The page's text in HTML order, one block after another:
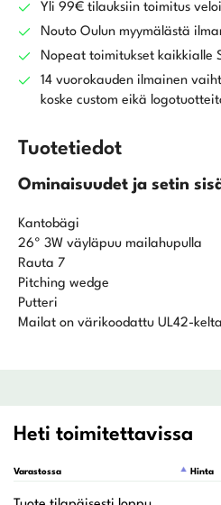
Yli 99€ tilauksiin toimitus
Nouto Oulun myymälästä
Nopeat toimitukset kaikkialle
14 vuorokauden ilmainen
koske custom eikä
Tuotetiedot
Ominaisuudet ja setin
Kantobägi
26º 3W väyläpuu mailahupulla
Rauta 7
Pitching wedge
Putteri
Mailat on värikoodattu UL42-
Heti toimitettavissa
Varastossa Hinta